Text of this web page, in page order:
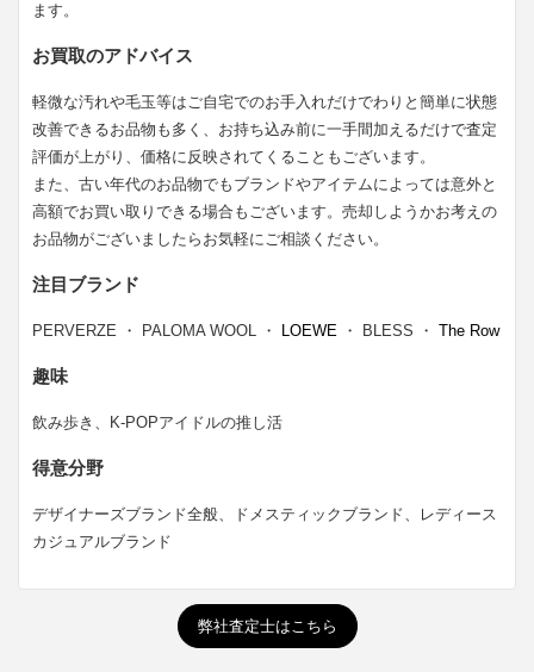
ます。
お買取のアドバイス
軽微な汚れや毛玉等はご自宅でのお手入れだけでわりと簡単に状態
改善できるお品物も多く、お持ち込み前に一手間加えるだけで査定
評価が上がり、価格に反映されてくることもございます。
また、古い年代のお品物でもブランドやアイテムによっては意外と
高額でお買い取りできる場合もございます。売却しようかお考えの
お品物がございましたらお気軽にご相談ください。
注目ブランド
PERVERZE ・ PALOMA WOOL ・ LOEWE ・ BLESS ・The Row
趣味
飲み歩き、K-POPアイドルの推し活
得意分野
デザイナーズブランド全般、ドメスティックブランド、レディース
カジュアルブランド
弊社査定士はこちら